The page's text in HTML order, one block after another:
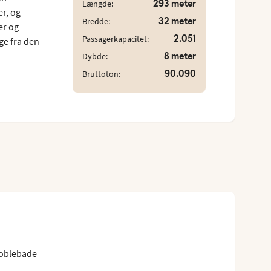
og
og
fra den
Længde: 293 meter
Bredde: 32 meter
Passagerkapacitet: 2.051
Dybde: 8 meter
Bruttoton: 90.090